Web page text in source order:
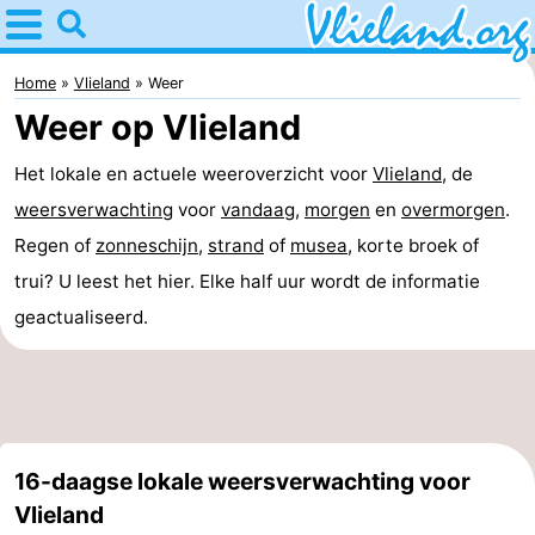
Home
Vlieland
Tips
Voor
kinderen
Natuur
Overnachten
Appartementen
Hotels
Home Vlieland Weer
Weer op Vlieland
Het lokale en actuele weeroverzicht voor Vlieland, de
weersverwachting voor vandaag, morgen en overmorgen.
Regen of zonneschijn, strand of musea, korte broek of
trui? U leest het hier. Elke half uur wordt de informatie
geactualiseerd.
16-daagse lokale weersverwachting voor
Vlieland